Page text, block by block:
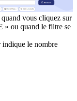
vous cliquez sur
ou quand le filtre se
indique le nombre